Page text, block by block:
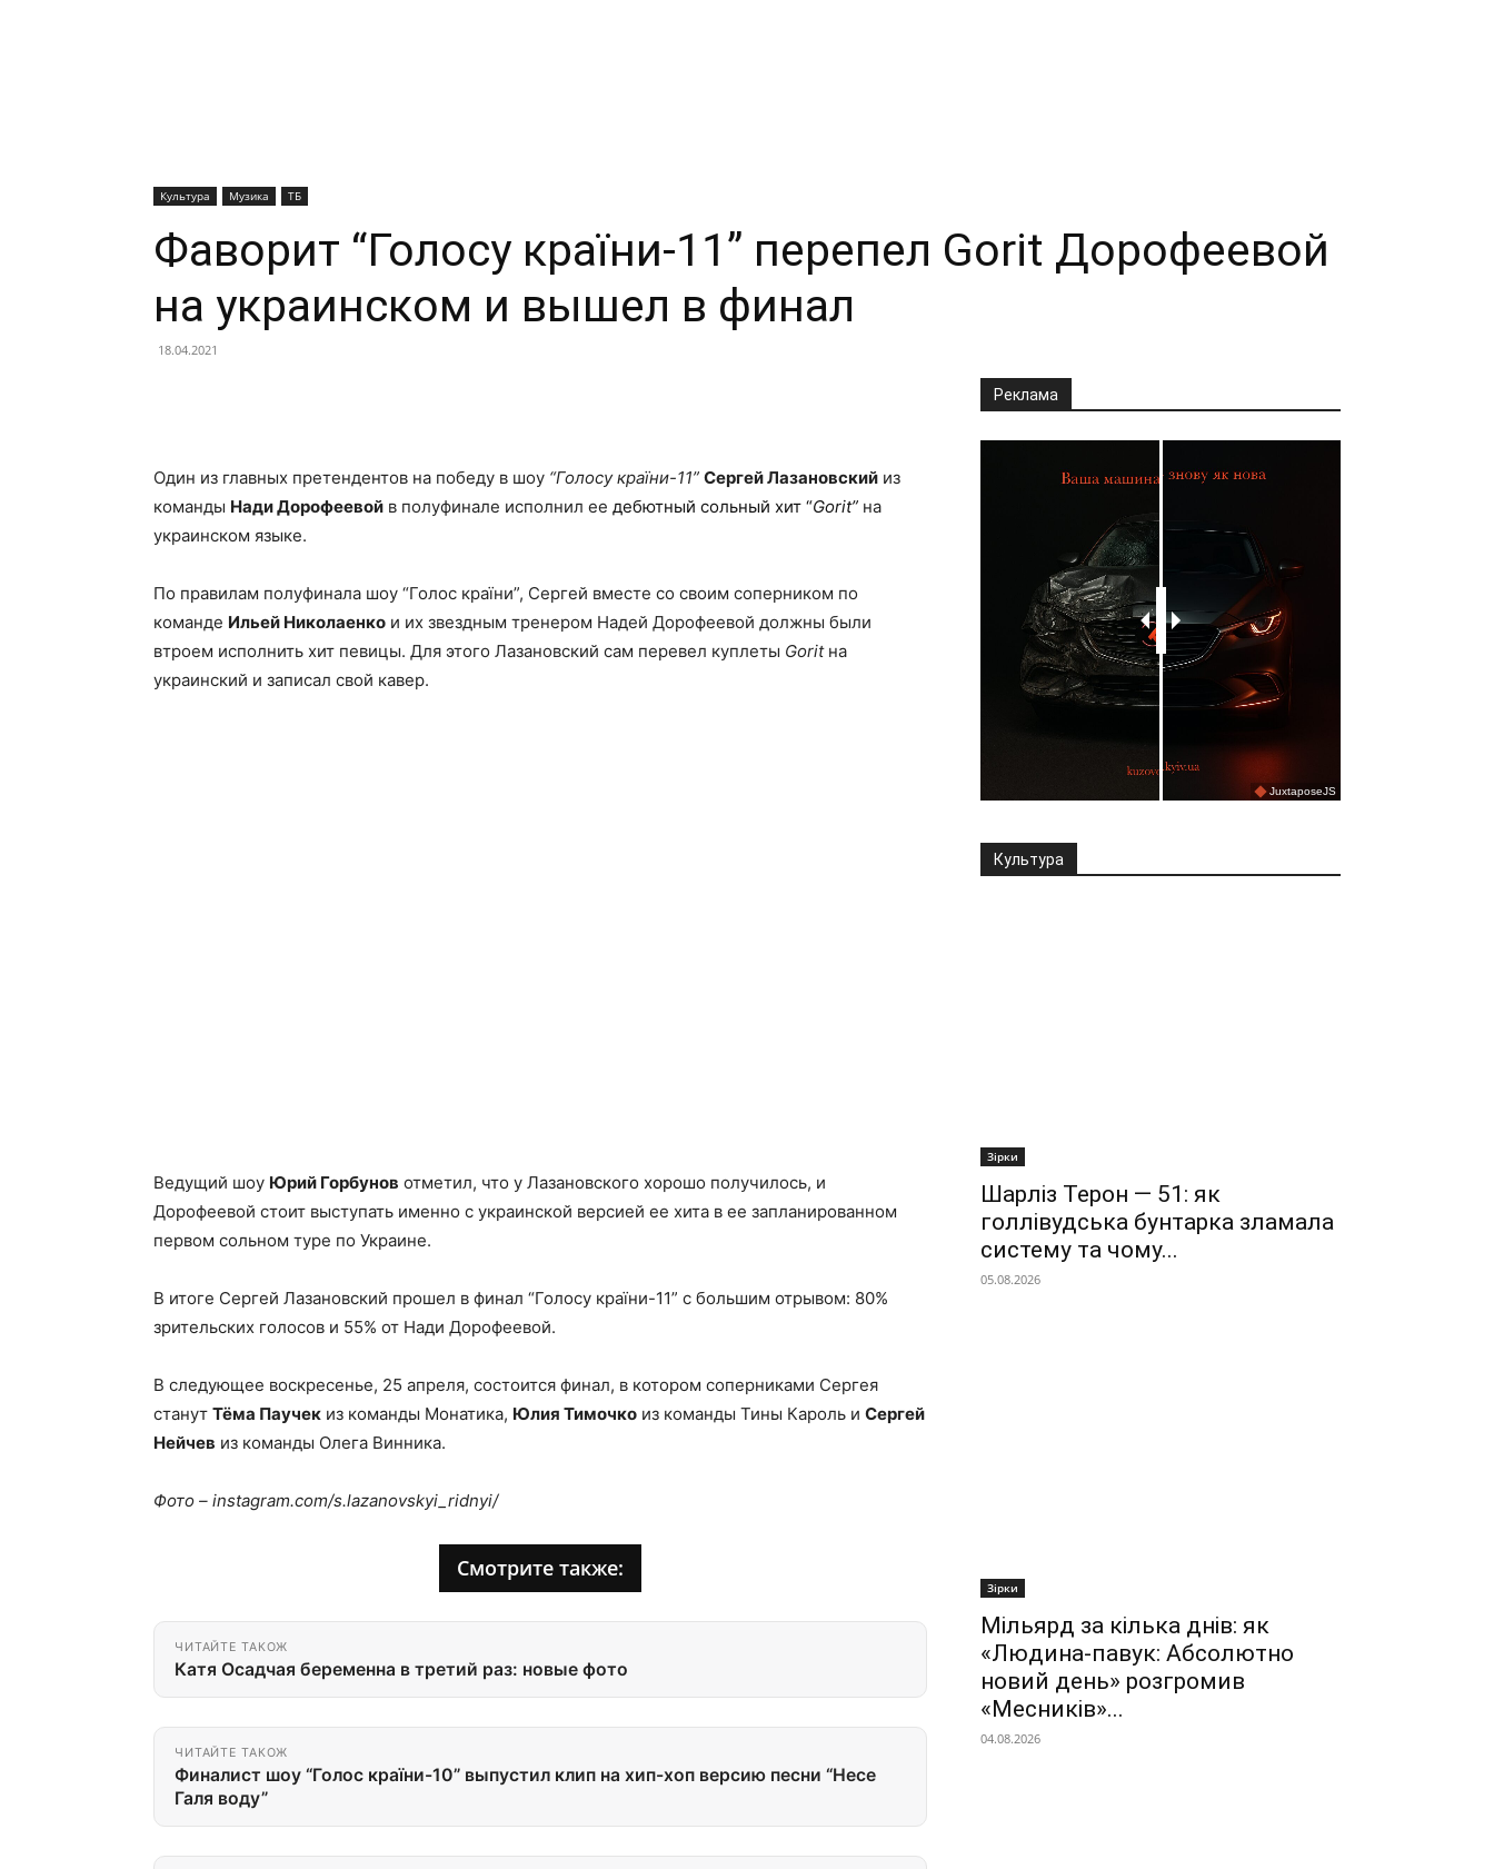
Культура Музика ТБ
Фаворит “Голосу країни-11” перепел Gorit Дорофеевой
на украинском и вышел в финал
18.04.2021
Один из главных претендентов на победу в шоу “Голосу країни-11” Сергей Лазановский из
команды Нади Дорофеевой в полуфинале исполнил ее дебютный сольный хит “Gorit” на
украинском языке.
По правилам полуфинала шоу “Голос країни”, Сергей вместе со своим соперником по
команде Ильей Николаенко и их звездным тренером Надей Дорофеевой должны были
втроем исполнить хит певицы. Для этого Лазановский сам перевел куплеты Goritна
украинский и записал свой кавер.
Ведущий шоу Юрий Горбунов отметил, что у Лазановского хорошо получилось, и
Дорофеевой стоит выступать именно с украинской версией ее хита в ее запланированном
первом сольном туре по Украине.
В итоге Сергей Лазановский прошел в финал “Голосу країни-11” с большим отрывом: 80%
зрительских голосов и 55% от Нади Дорофеевой.
В следующее воскресенье, 25 апреля, состоится финал, в котором соперниками Сергея
станут Тёма Паучек из команды Монатика, Юлия Тимочко из команды Тины Кароль и Сергей
Нейчев из команды Олега Винника.
Фото – instagram.com/s.lazanovskyi_ridnyi/
Смотрите также:
ЧИТАЙТЕ ТАКОЖ
Катя Осадчая беременна в третий раз: новые фото
ЧИТАЙТЕ ТАКОЖ
Финалист шоу “Голос країни-10” выпустил клип на хип-хоп версию песни “Несе
Галя воду”
Реклама
Культура
Зірки
Шарліз Терон — 51: як
голлівудська бунтарка зламала
систему та чому...
05.08.2026
Зірки
Мільярд за кілька днів: як
«Людина-павук: Абсолютно
новий день» розгромив
«Месників»...
04.08.2026